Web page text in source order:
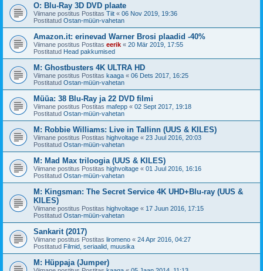
O: Blu-Ray 3D DVD plaate
Viimane postitus Postitas Tiit « 06 Nov 2019, 19:36
Postitatud Ostan-müün-vahetan
Amazon.it: erinevad Warner Brosi plaadid -40%
Viimane postitus Postitas eerik « 20 Mär 2019, 17:55
Postitatud Head pakkumised
M: Ghostbusters 4K ULTRA HD
Viimane postitus Postitas kaaga « 06 Dets 2017, 16:25
Postitatud Ostan-müün-vahetan
Müüa: 38 Blu-Ray ja 22 DVD filmi
Viimane postitus Postitas mafepp « 02 Sept 2017, 19:18
Postitatud Ostan-müün-vahetan
M: Robbie Williams: Live in Tallinn (UUS & KILES)
Viimane postitus Postitas highvoltage « 23 Juul 2016, 20:03
Postitatud Ostan-müün-vahetan
M: Mad Max triloogia (UUS & KILES)
Viimane postitus Postitas highvoltage « 01 Juul 2016, 16:16
Postitatud Ostan-müün-vahetan
M: Kingsman: The Secret Service 4K UHD+Blu-ray (UUS &
KILES)
Viimane postitus Postitas highvoltage « 17 Juun 2016, 17:15
Postitatud Ostan-müün-vahetan
Sankarit (2017)
Viimane postitus Postitas liromeno « 24 Apr 2016, 04:27
Postitatud Filmid, seriaalid, muusika
M: Hüppaja (Jumper)